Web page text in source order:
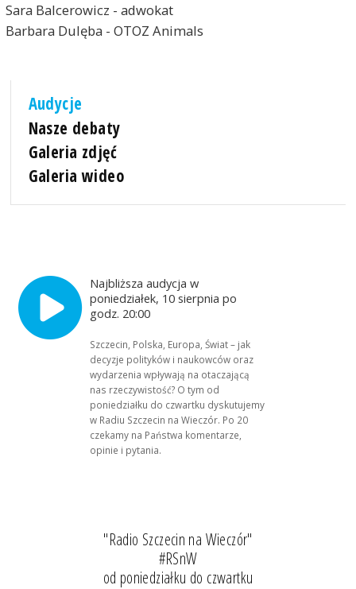
Sara Balcerowicz - adwokat
Barbara Dulęba - OTOZ Animals
Audycje
Nasze debaty
Galeria zdjęć
Galeria wideo
Najbliższa audycja w
poniedziałek, 10 sierpnia po
godz. 20:00
Szczecin, Polska, Europa, Świat – jak
decyzje polityków i naukowców oraz
wydarzenia wpływają na otaczającą
nas rzeczywistość? O tym od
poniedziałku do czwartku dyskutujemy
w Radiu Szczecin na Wieczór. Po 20
czekamy na Państwa komentarze,
opinie i pytania.
"Radio Szczecin na Wieczór"
#RSnW
od poniedziałku do czwartku